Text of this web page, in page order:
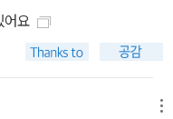
어요